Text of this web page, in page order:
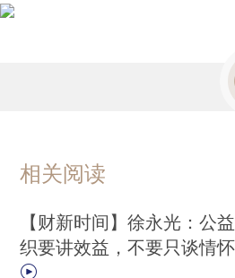
相关阅读
【财新时间】徐永光：公
织要讲效益，不要只谈情怀